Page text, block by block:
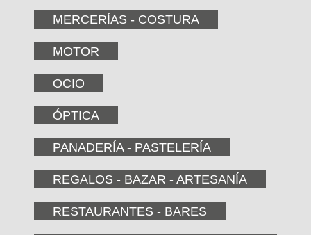
MERCERÍAS - COSTURA
MOTOR
OCIO
ÓPTICA
PANADERÍA - PASTELERÍA
REGALOS - BAZAR - ARTESANÍA
RESTAURANTES - BARES